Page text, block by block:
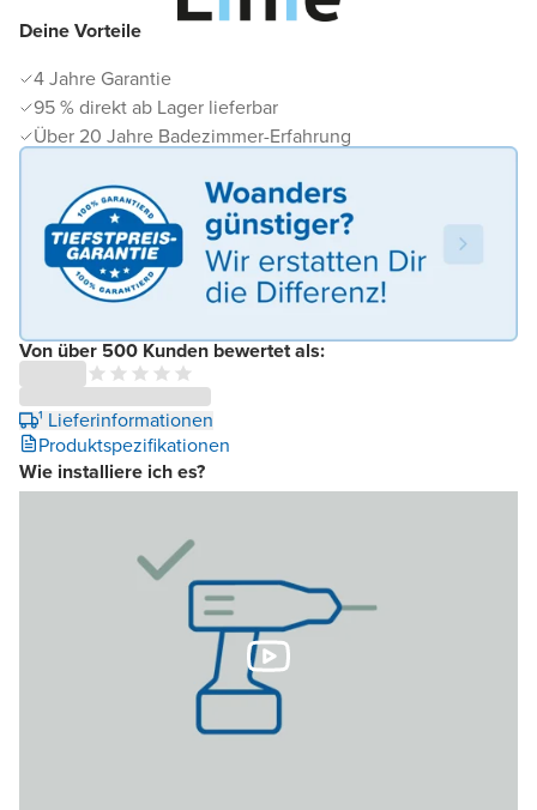
Deine Vorteile
4 Jahre Garantie
95 % direkt ab Lager lieferbar
Über 20 Jahre Badezimmer-Erfahrung
Von über 500 Kunden bewertet als:
¹ Lieferinformationen
Produktspezifikationen
Wie installiere ich es?